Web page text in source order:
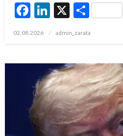
Facebook
LinkedIn
X Share
Posted
02.08.2026 admin_zarata